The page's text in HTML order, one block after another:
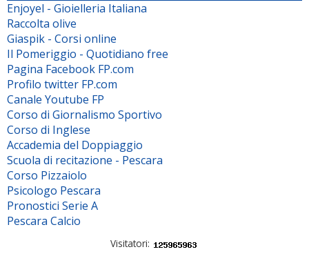
Enjoyel - Gioielleria Italiana
Raccolta olive
Giaspik - Corsi online
Il Pomeriggio - Quotidiano free
Pagina Facebook FP.com
Profilo twitter FP.com
Canale Youtube FP
Corso di Giornalismo Sportivo
Corso di Inglese
Accademia del Doppiaggio
Scuola di recitazione - Pescara
Corso Pizzaiolo
Psicologo Pescara
Pronostici Serie A
Pescara Calcio
Visitatori: